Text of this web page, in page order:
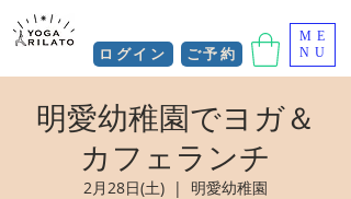
ご予約
ログイン
ME
NU
明愛幼稚園でヨガ＆
カフェランチ
2月28日(土)
  |
明愛幼稚園